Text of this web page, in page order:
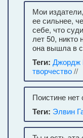
Мои
ее сильнее,
себе, что
лет 50, никто
она вышла в
Теги: Джордж
творчество//
Поистине нет
Теги: Элвин